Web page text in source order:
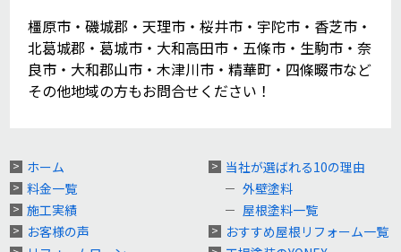
橿原市・磯城郡・天理市・桜井市・宇陀市・香芝市・
北葛城郡・葛城市・大和高田市・五條市・生駒市・奈
良市・大和郡山市・木津川市・精華町・四條畷市など
その他地域の方もお問合せください！
ホーム
料金一覧
施工実績
お客様の声
当社が選ばれる10の理由
外壁塗料
屋根塗料一覧
おすすめ屋根リフォーム一覧